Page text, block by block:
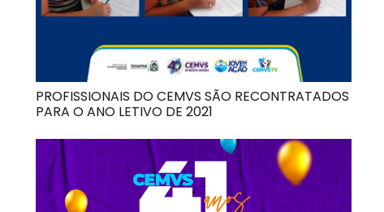
PROFISSIONAIS DO CEMVS SÃO RECONTRATADOS
PARA O ANO LETIVO DE 2021